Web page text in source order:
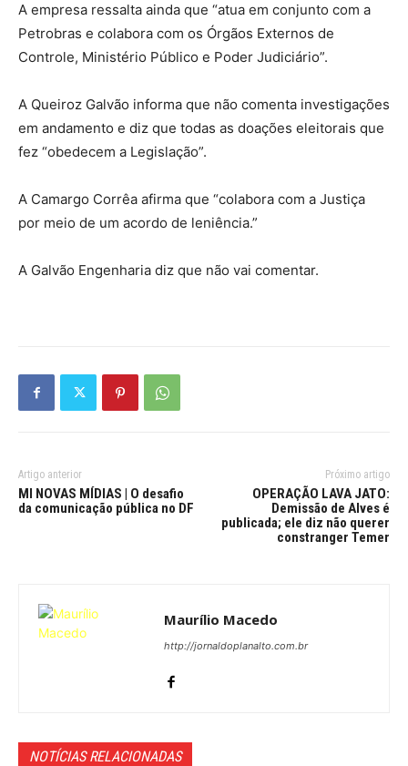
A empresa ressalta ainda que “atua em conjunto com a
Petrobras e colabora com os Órgãos Externos de
Controle, Ministério Público e Poder Judiciário”.
A Queiroz Galvão informa que não comenta investigações
em andamento e diz que todas as doações eleitorais que
fez “obedecem a Legislação”.
A Camargo Corrêa afirma que “colabora com a Justiça
por meio de um acordo de leniência.”
A Galvão Engenharia diz que não vai comentar.
Artigo anterior
MI NOVAS MÍDIAS | O desafio
da comunicação pública no DF
Próximo artigo
OPERAÇÃO LAVA JATO:
Demissão de Alves é
publicada; ele diz não querer
constranger Temer
Maurílio Macedo
http://jornaldoplanalto.com.br
NOTÍCIAS RELACIONADAS